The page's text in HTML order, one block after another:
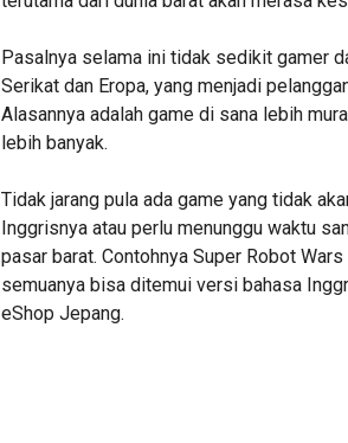
Pasalnya selama ini tidak sedikit gamer
Serikat dan Eropa, yang menjadi
Alasannya adalah game di sana lebih
lebih banyak.
Tidak jarang pula ada game yang tidak
Inggrisnya atau perlu menunggu waktu
pasar barat. Contohnya Super Robot
semuanya bisa ditemui versi bahasa
eShop Jepang.